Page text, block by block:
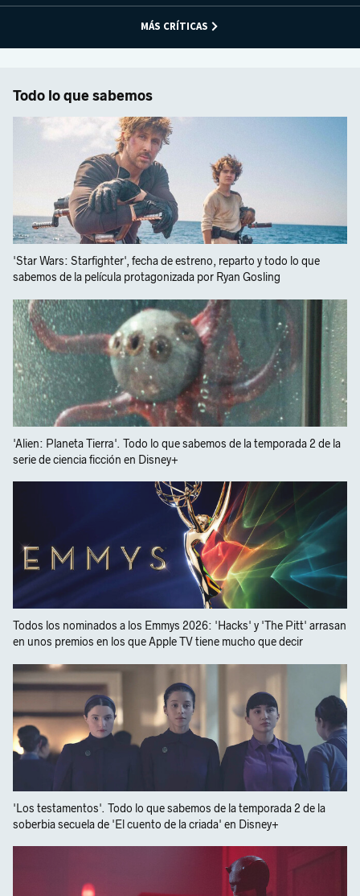
MÁS CRÍTICAS
Todo lo que sabemos
'Star Wars: Starfighter', fecha de estreno, reparto y todo lo que
sabemos de la película protagonizada por Ryan Gosling
'Alien: Planeta Tierra'. Todo lo que sabemos de la temporada 2 de la
serie de ciencia ficción en Disney+
Todos los nominados a los Emmys 2026: 'Hacks' y 'The Pitt' arrasan
en unos premios en los que Apple TV tiene mucho que decir
'Los testamentos'. Todo lo que sabemos de la temporada 2 de la
soberbia secuela de 'El cuento de la criada' en Disney+